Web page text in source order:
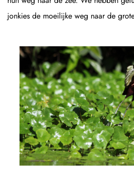
jonkies de moeilijke weg naar de